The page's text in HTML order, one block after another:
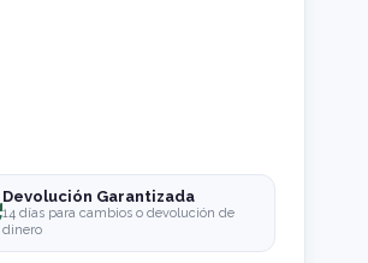
Devolución Garantizada
14 días para cambios o devolución de
dinero